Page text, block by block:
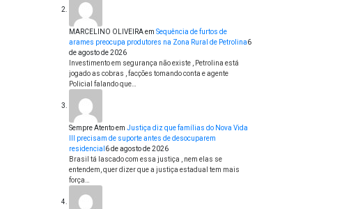
MARCELINO OLIVEIRAem Sequência de furtos de
arames preocupa produtores na Zona Rural de Petrolina6
de agosto de 2026
Investimento em segurança não existe , Petrolina está
jogado as cobras , facções tomando conta e agente
Policial falando que…
Sempre Atentoem Justiça diz que famílias do Nova Vida
III precisam de suporte antes de desocuparem
residencial 6 de agosto de 2026
Brasil tá lascado com essa justiça , nem elas se
entendem, quer dizer que a justiça estadual tem mais
força…